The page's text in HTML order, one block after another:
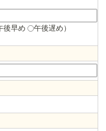
後早め 午後遅め）